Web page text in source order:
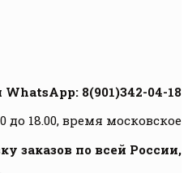
8(901)342-04-18
до 18.00, время московское
заказов по всей России,